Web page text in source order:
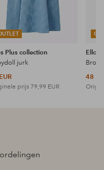
Plus collection
jurk
prijs 79,99 EUR
Ellos
48